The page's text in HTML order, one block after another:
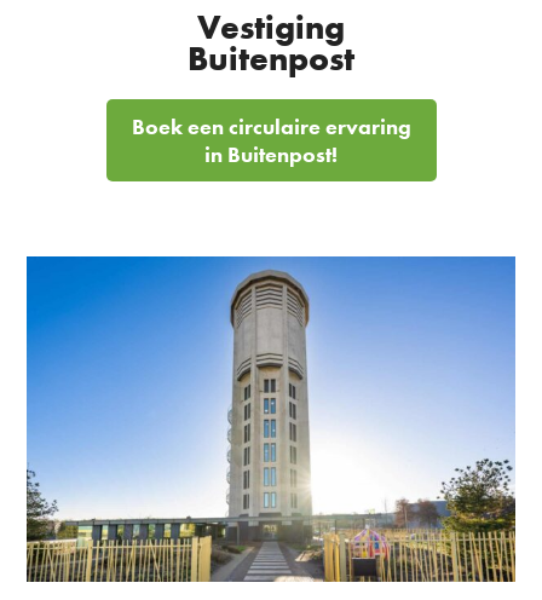
Vestiging
Buitenpost
Boek een circulaire ervaring
in Buitenpost!